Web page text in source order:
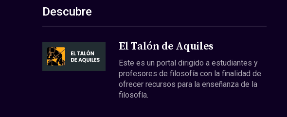
Descubre
El Talón de Aquiles
Este es un portal dirigido a estudiantes y
profesores de filosofía con la finalidad de
ofrecer recursos para la enseñanza de la
filosofía.